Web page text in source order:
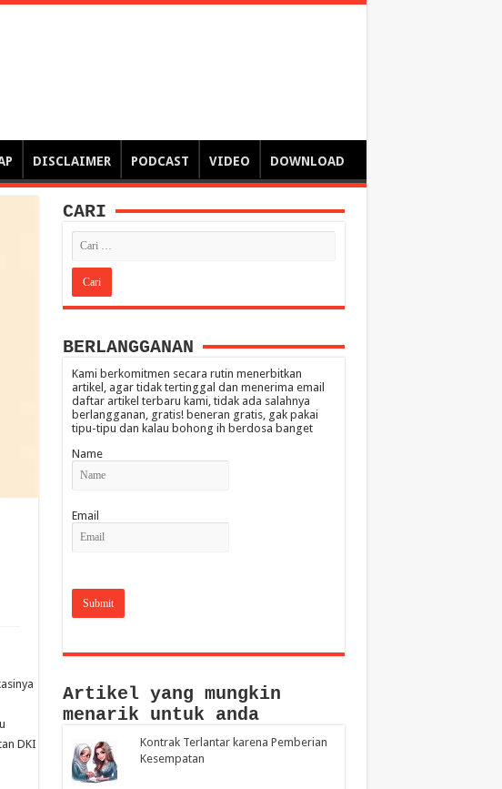
DISCLAIMER PODCAST VIDEO DOWNLOAD
DKI
CARI
BERLANGGANAN
Kami berkomitmen secara rutin menerbitkan
artikel, agar tidak tertinggal dan menerima email
daftar artikel terbaru kami, tidak ada salahnya
berlangganan, gratis! beneran gratis, gak pakai
tipu-tipu dan kalau bohong ih berdosa banget
Name
Email
Artikel yang mungkin
menarik untuk anda
Kontrak Terlantar karena Pemberian
Kesempatan